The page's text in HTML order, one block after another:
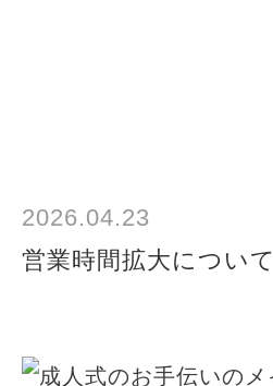
2026.04.23
営業時間拡大について